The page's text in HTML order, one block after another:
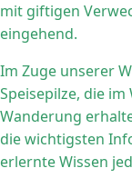
mit giftigen
eingehend.
Im Zuge unserer
Speisepilze, die
Wanderung
die wichtigsten
erlernte Wissen